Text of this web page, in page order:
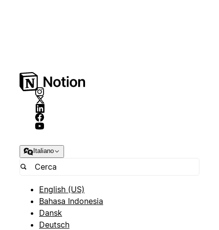
Italiano
English (US)
Bahasa Indonesia
Dansk
Deutsch